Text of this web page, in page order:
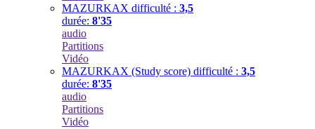
MAZURKAX difficulté : 3,5
durée: 8'35
audio
Partitions
Vidéo
MAZURKAX (Study score) difficulté : 3,5
durée: 8'35
audio
Partitions
Vidéo